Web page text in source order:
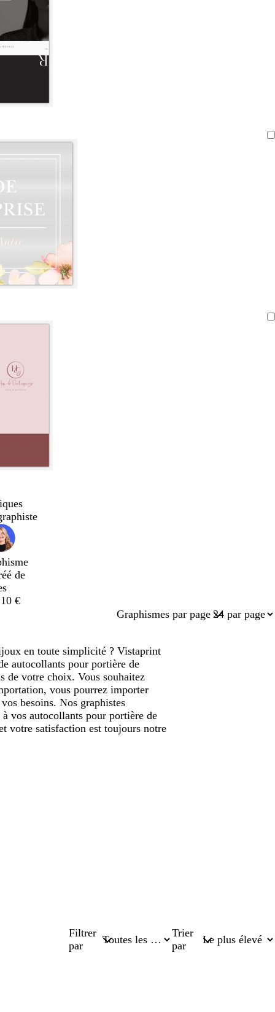
de
€
Graphismes par page
en toute simplicité ? Vistaprint
autocollants pour portière de
de votre choix. Vous souhaitez
vous pourrez importer
besoins. Nos graphistes
vos autocollants pour portière de
votre satisfaction est toujours notre
Filtrer
par
Trier
par